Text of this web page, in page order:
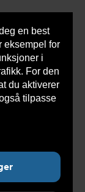
en best
eksempel for
i
For den
du aktiverer
tilpasse
Bli vår nye